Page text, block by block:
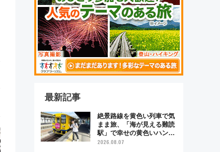
最新記事
絶景路線を黄色い列車で気
まま旅、「海が見える難読
駅」で幸せの黄色いハンカ
チに願いを 「新・鉄道ひ
2026.08.07